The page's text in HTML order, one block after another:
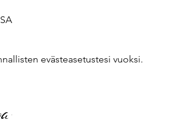
evästeasetustesi vuoksi.